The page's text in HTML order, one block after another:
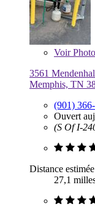
Voir
3561
Memphis, TN
(901)
Ouvert
(S Of I-
Distance estimée
27,1